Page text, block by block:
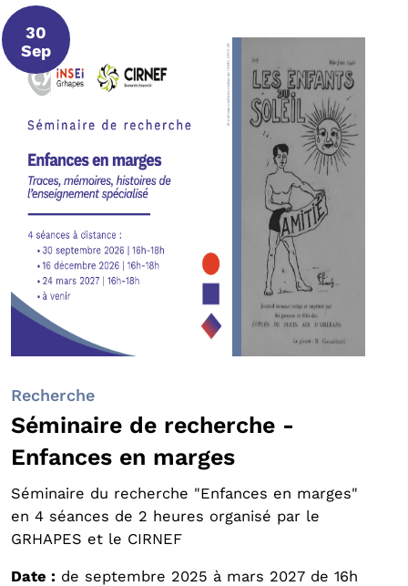
30 septembre 2026
30
Sep
Recherche
Séminaire de recherche -
Enfances en marges
Séminaire du recherche "Enfances en marges"
en 4 séances de 2 heures organisé par le
GRHAPES et le CIRNEF
Date : de septembre 2025 à mars 2027 de 16h